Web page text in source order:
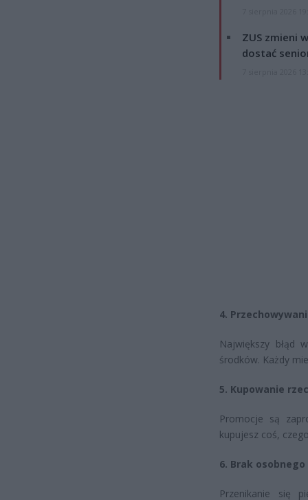
ZUS zmieni
dostać
4.
Największy błąd
środków. Każdy
5. Kupowanie
Promocje są
kupujesz coś,
6. Brak
Przenikanie się